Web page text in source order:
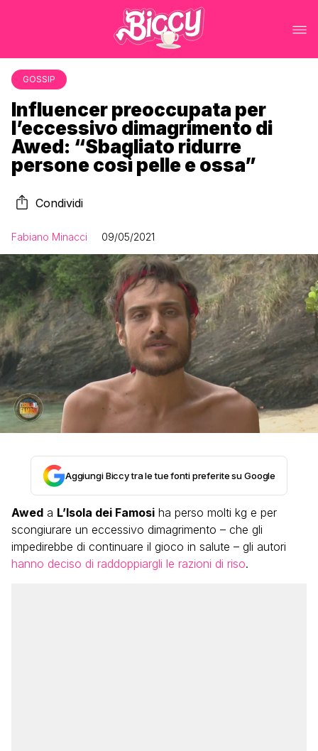
GOSSIP
Influencer preoccupata per
l’eccessivo dimagrimento di
Awed: “Sbagliato ridurre
persone così pelle e ossa”
Condividi
Fabiano Minacci 09/05/2021
Aggiungi Biccy tra le tue fonti preferite su Google
Awed a L’Isola dei Famosi ha perso molti kg e per
scongiurare un eccessivo dimagrimento – che gli
impedirebbe di continuare il gioco in salute – gli autori
hanno deciso di raddoppiargli le razioni di riso.